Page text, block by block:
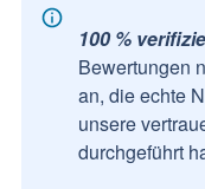
100 %
Bewertungen
an, die echte
unsere
durchgeführt